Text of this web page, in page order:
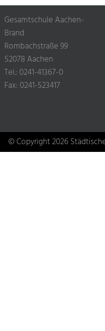
Gesamtschule Aachen-
Brand
Rombachstraße 99
52078 Aachen
Tel.: 0241-41367-0
Fax: 0241-523417
© Copyright 2026